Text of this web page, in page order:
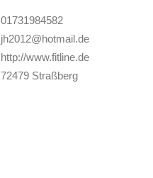
01731984582
jh2012@hotmail.de
http://www.fitline.de
72479 Straßberg